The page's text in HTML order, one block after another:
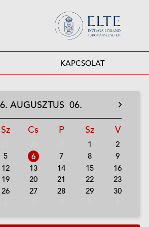
KAPCSOLAT
AUGUSZTUS 06.
Sz Cs P Sz V
1
2
5 6 7 8
9
12 13 14 15
16
19 20 21 22
23
26 27 28 29
30